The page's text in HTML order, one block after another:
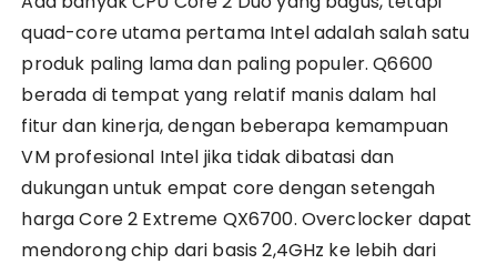
quad-core utama pertama Intel adalah salah satu
produk paling lama dan paling populer. Q6600
berada di tempat yang relatif manis dalam hal
fitur dan kinerja, dengan beberapa kemampuan
VM profesional Intel jika tidak dibatasi dan
dukungan untuk empat core dengan setengah
harga Core 2 Extreme QX6700. Overclocker dapat
mendorong chip dari basis 2,4GHz ke lebih dari